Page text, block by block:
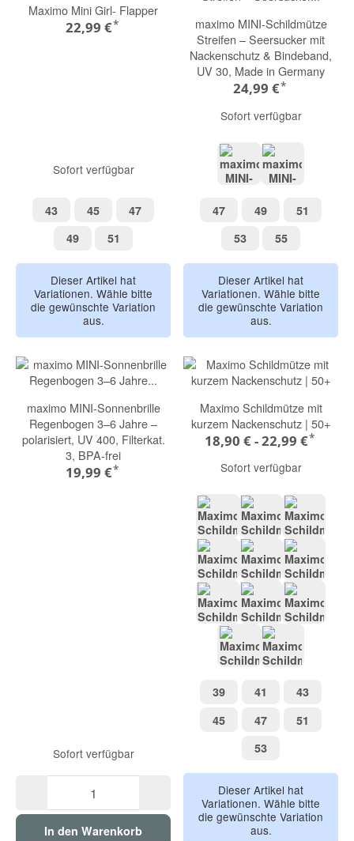
Maximo Mini Girl- Flapper
22,99 €*
Sofort verfügbar
4343 4545 4747
4949 51
Dieser Artikel hat
Variationen. Wähle bitte
die gewünschte Variation
aus.
maximo MINI-Schildmütze
Streifen – Seersucker mit
Nackenschutz & Bindeband,
UV 30, Made in Germany
24,99 €*
Sofort verfügbar
4747 4949 51
5353 5555
Dieser Artikel hat
Variationen. Wähle bitte
die gewünschte Variation
aus.
maximo MINI-Sonnenbrille
Regenbogen 3–6 Jahre –
polarisiert, UV 400, Filterkat.
3, BPA-frei
19,99 €*
Sofort verfügbar
In den Warenkorb
Maximo Schildmütze mit
kurzem Nackenschutz | 50+
18,90 € -22,99 €*
Sofort verfügbar
altindigo-weiß-streifen
frostgrün
altrosa walnuss
beigemeliertmarine streifen
3939 41 4343
4545 4747 51
5353
Dieser Artikel hat
Variationen. Wähle bitte
die gewünschte Variation
aus.